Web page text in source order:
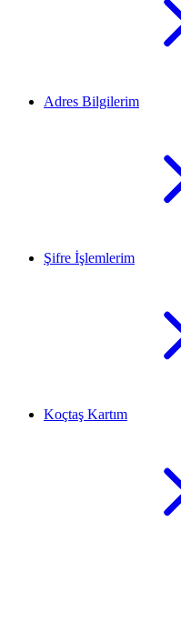
Adres Bilgilerim
Şifre İşlemlerim
Koçtaş Kartım